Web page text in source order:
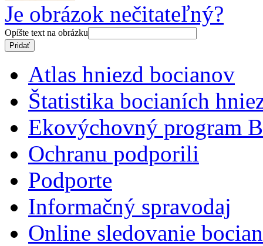
Je obrázok nečitateľný?
Opíšte text na obrázku
Atlas hniezd bocianov
Štatistika bocianích
Ekovýchovný program
Ochranu podporili
Podporte
Informačný spravodaj
Online sledovanie